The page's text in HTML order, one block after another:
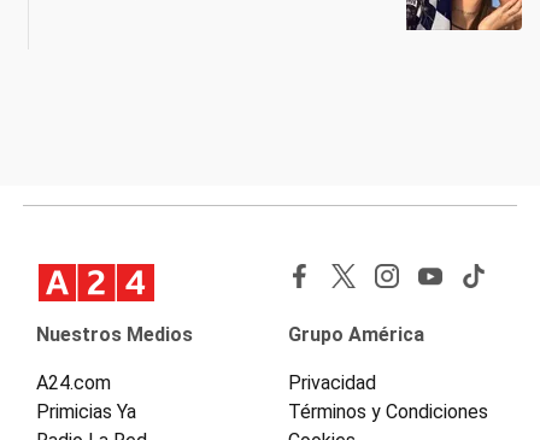
Nuestros Medios
A24.com
Primicias Ya
Grupo América
Privacidad
Términos y Condiciones